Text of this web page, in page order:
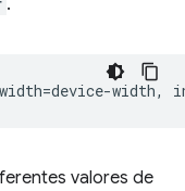
.
valores de